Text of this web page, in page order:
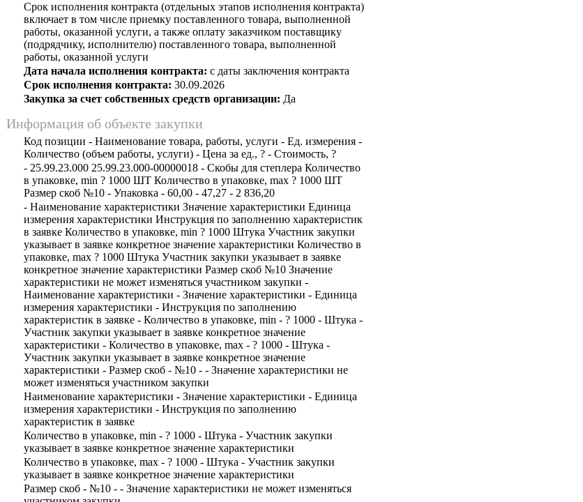
Срок исполнения контракта (отдельных этапов исполнения контракта)
включает в том числе приемку поставленного товара, выполненной
работы, оказанной услуги, а также оплату заказчиком поставщику
(подрядчику, исполнителю) поставленного товара, выполненной
работы, оказанной услуги
Дата начала исполнения контракта: с даты заключения контракта
Срок исполнения контракта: 30.09.2026
Закупка за счет собственных средств организации: Да
Информация об объекте закупки
Код позиции - Наименование товара, работы, услуги - Ед. измерения -
Количество (объем работы, услуги) - Цена за ед., ? - Стоимость, ?
- 25.99.23.000 25.99.23.000-00000018 - Скобы для степлера Количество
в упаковке, min ? 1000 ШТ Количество в упаковке, max ? 1000 ШТ
Размер скоб №10 - Упаковка - 60,00 - 47,27 - 2 836,20
- Наименование характеристики Значение характеристики Единица
измерения характеристики Инструкция по заполнению характеристик
в заявке Количество в упаковке, min ? 1000 Штука Участник закупки
указывает в заявке конкретное значение характеристики Количество в
упаковке, max ? 1000 Штука Участник закупки указывает в заявке
конкретное значение характеристики Размер скоб №10 Значение
характеристики не может изменяться участником закупки -
Наименование характеристики - Значение характеристики - Единица
измерения характеристики - Инструкция по заполнению
характеристик в заявке - Количество в упаковке, min - ? 1000 - Штука -
Участник закупки указывает в заявке конкретное значение
характеристики - Количество в упаковке, max - ? 1000 - Штука -
Участник закупки указывает в заявке конкретное значение
характеристики - Размер скоб - №10 - - Значение характеристики не
может изменяться участником закупки
Наименование характеристики - Значение характеристики - Единица
измерения характеристики - Инструкция по заполнению
характеристик в заявке
Количество в упаковке, min - ? 1000 - Штука - Участник закупки
указывает в заявке конкретное значение характеристики
Количество в упаковке, max - ? 1000 - Штука - Участник закупки
указывает в заявке конкретное значение характеристики
Размер скоб - №10 - - Значение характеристики не может изменяться